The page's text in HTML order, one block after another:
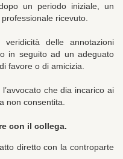
un periodo iniziale, un
ricevuto.
delle annotazioni
in seguito ad un adeguato
favore o di amicizia.
che dia incarico ai
non consentita.
con il collega.
diretto con la controparte